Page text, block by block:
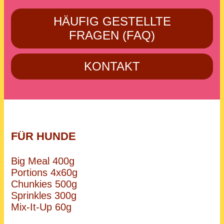
HÄUFIG GESTELLTE
FRAGEN (FAQ)
KONTAKT
FÜR HUNDE
Big Meal 400g
Portions 4x60g
Chunkies 500g
Sprinkles 300g
Mix-It-Up 60g